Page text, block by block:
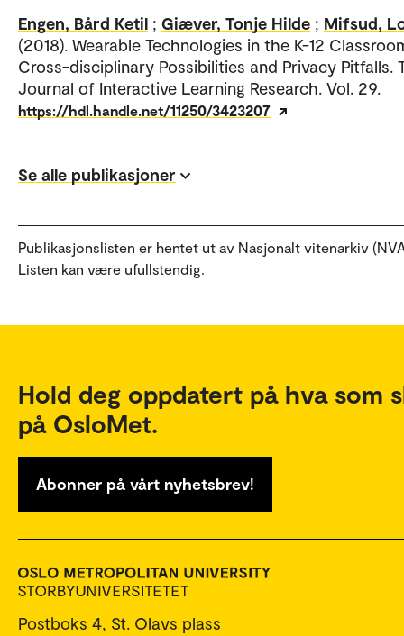
Engen, Bård Ketil ; Giæver, Tonje Hilde ; Mifsud,
(2018). Wearable Technologies in the K-12
Cross-disciplinary Possibilities and Privacy Pitfalls.
Journal of Interactive Learning Research. Vol. 29.
https://hdl.handle.net/11250/3423207
Se alle publikasjoner
Publikasjonslisten er hentet ut av Nasjonalt vitenarkiv
Listen kan være ufullstendig.
Hold deg oppdatert på hva som
på OsloMet.
Abonner på vårt nyhetsbrev!
Postboks 4, St. Olavs plass